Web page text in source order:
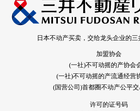
日本不动产买卖，交给龙头企业的
加盟协会
(一社)不可动摇的产协会
(一社)不可动摇的产流通经营
(国营公司)首都圈不动产公平
许可的证号码